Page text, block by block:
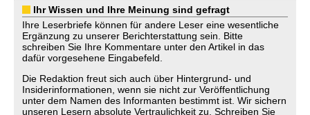
Ihr Wissen und Ihre Meinung sind gefragt
Ihre Leserbriefe können für andere Leser eine wesentliche
Ergänzung zu unserer Berichterstattung sein. Bitte
schreiben Sie Ihre Kommentare unter den Artikel in das
dafür vorgesehene Eingabefeld.
Die Redaktion freut sich auch über Hintergrund- und
Insiderinformationen, wenn sie nicht zur Veröffentlichung
unter dem Namen des Informanten bestimmt ist. Wir sichern
unseren Lesern absolute Vertraulichkeit zu. Schreiben Sie